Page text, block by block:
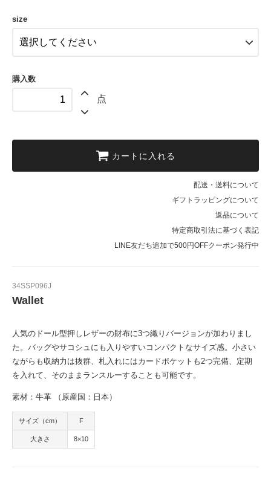
size
購入数
点
カートに入れる
配送・送料について
ギフトラッピングについて
返品について
特定商取引法に基づく表記
LINE友だち追加で500円OFFクーポン発行中
34SSP096J
Wallet
人気のドール型押しレザーの財布に3つ織りバージョンが加わりまし
た。バッグやサコシュにも入りやすいコンパクトなサイズ感。小さい
ながらも収納力は抜群、札入れにはカードポケットも2つ完備、定期
を入れて、そのままランスルーすることも可能です。
素材：牛革 （原産国：日本）
サイズ（cm） F
大きさ 8×10